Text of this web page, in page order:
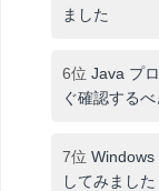
ました
6位 Java プ
ぐ確認する
7位 Windows
してみました